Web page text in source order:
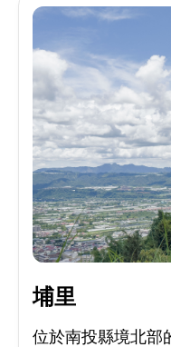
埔里
位於南投縣境北部